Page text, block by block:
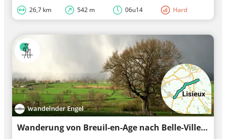
26,7 km 542 m 06u14 Hard
wandelnder Engel
Wanderung von Breuil-en-Age nach Belle-Ville-en-Age